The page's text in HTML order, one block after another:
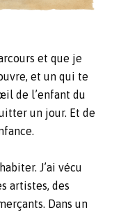
et que je
et un qui te
de l’enfant du
un jour. Et de
J’ai vécu
artistes, des
Dans un